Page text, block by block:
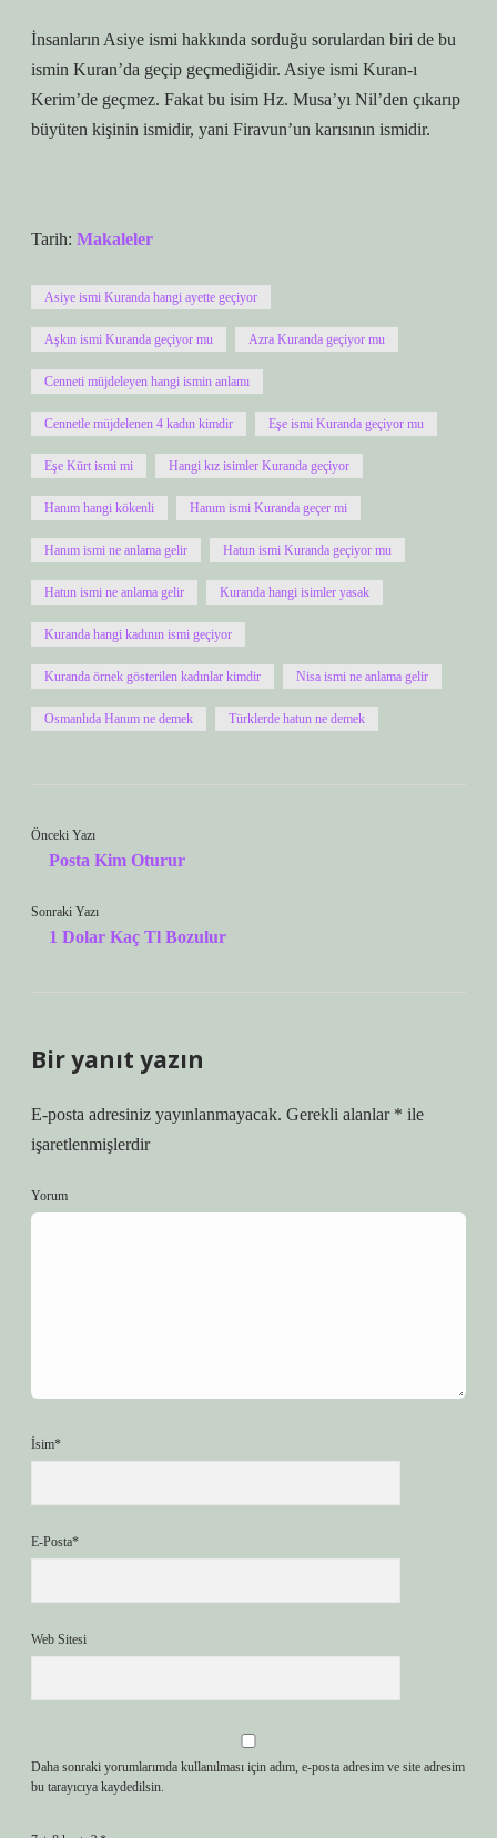
İnsanların Asiye ismi hakkında sorduğu sorulardan biri de bu
ismin Kuran’da geçip geçmediğidir. Asiye ismi Kuran-ı
Kerim’de geçmez. Fakat bu isim Hz. Musa’yı Nil’den çıkarıp
büyüten kişinin ismidir, yani Firavun’un karısının ismidir.
Tarih: Makaleler
Asiye ismi Kuranda hangi ayette geçiyor
Aşkın ismi Kuranda geçiyor mu Azra Kuranda geçiyor mu
Cenneti müjdeleyen hangi ismin anlamı
Cennetle müjdelenen 4 kadın kimdir Eşe ismi Kuranda geçiyor mu
Eşe Kürt ismi mi Hangi kız isimler Kuranda geçiyor
Hanım hangi kökenli Hanım ismi Kuranda geçer mi
Hanım ismi ne anlama gelir Hatun ismi Kuranda geçiyor mu
Hatun ismi ne anlama gelir Kuranda hangi isimler yasak
Kuranda hangi kadının ismi geçiyor
Kuranda örnek gösterilen kadınlar kimdir Nisa ismi ne anlama gelir
Osmanlıda Hanım ne demek Türklerde hatun ne demek
Önceki Yazı
Posta Kim Oturur
Sonraki Yazı
1 Dolar Kaç Tl Bozulur
Bir yanıt yazın
E-posta adresiniz yayınlanmayacak. Gerekli alanlar * ile
işaretlenmişlerdir
Yorum
İsim*
E-Posta*
Web Sitesi
Daha sonraki yorumlarımda kullanılması için adım, e-posta adresim ve site adresim
bu tarayıcıya kaydedilsin.